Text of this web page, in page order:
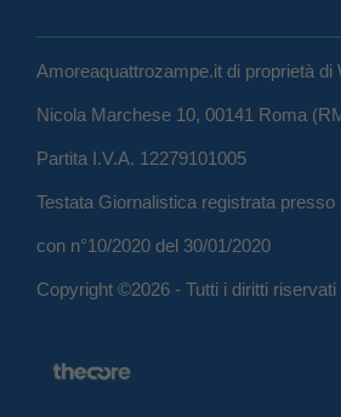
Amoreaquattrozampe.it di proprietà di
Nicola Marchese 10, 00141 Roma
Partita I.V.A. 12279101005
Testata Giornalistica registrata presso
con n°10/2020 del 30/01/2020
Copyright ©2026 - Tutti i diritti riservati